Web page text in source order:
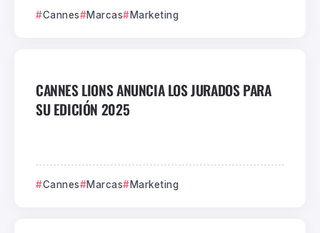
Cannes Marcas Marketing
CANNES LIONS ANUNCIA LOS JURADOS PARA
SU EDICIÓN 2025
Cannes Marcas Marketing